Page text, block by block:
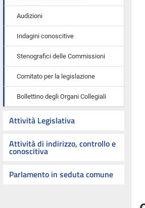
Audizioni
Indagini conoscitive
Stenografici delle Commissioni
Comitato per la legislazione
Bollettino degli Organi Collegiali
Attività Legislativa
Attività di indirizzo, controllo e
conoscitiva
Parlamento in seduta comune